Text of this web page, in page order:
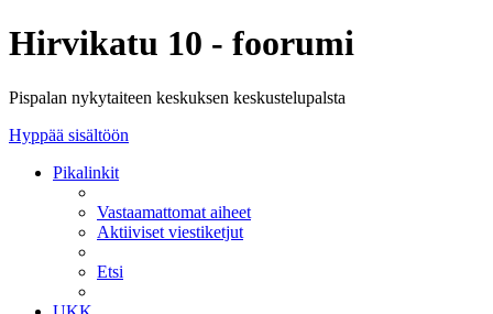
Hirvikatu 10 - foorumi
Pispalan nykytaiteen keskuksen keskustelupalsta
Hyppää sisältöön
Pikalinkit
Vastaamattomat aiheet
Aktiiviset viestiketjut
Etsi